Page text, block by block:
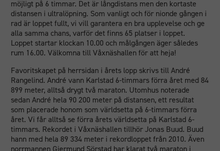
möjligt på 6 timmar. Det är långdistans men den kortaste
distansen i ultralöpning. Som vanligt och för nionde gången i
rad är loppet fullt, vi vill garantera en bra upplevelse och ge
alla samma chans, varför det finns 65 platser i loppet.
Loppet startar klockan 10.00 och målgången äger således
rum 16.00. Välkomna till Våxnäshallen för att heja!
Favoritskapet på herrsidan i årets lopp skrivs till André
Rangelind. André vann Karlstad 6-timmars förra året med 84
899 meter, alltså drygt två maraton. Utomhus noterade
sedan André hela 90 200 meter på distansen, ett resultat
som placerade honom som världsetta på 6-timmars förra
året. Vi får alltså se förra årets världsetta på Karlstad 6-
timmars. Rekordet i Våxnäshallen tillhör Jonas Buud. Buud
hann med hela 89 334 meter i rekordloppet från 2010. Även
norrmannen Gjermund Sörstad har klarat två maraton i